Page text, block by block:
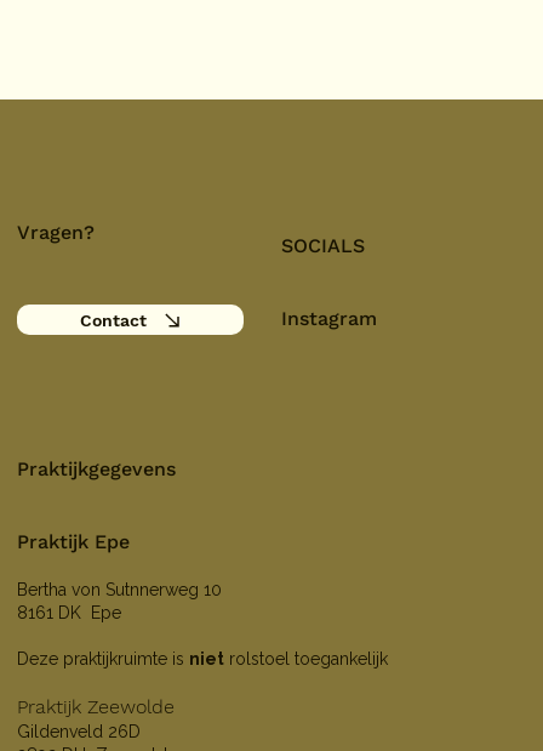
SOCIALS
Instagram
Vragen?
Contact
Praktijkgegevens
Praktijk Epe
Bertha von Sutnnerweg 10
8161 DK Epe
Deze praktijkruimte is nietrolstoel toegankelijk
Praktijk Zeewolde
Gildenveld 26D